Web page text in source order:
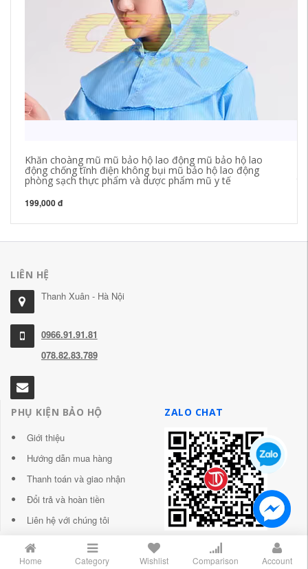
Khăn choàng mũ mũ bảo hộ lao động mũ bảo hộ lao
động chống tĩnh điện không bụi mũ bảo hộ lao động
phòng sạch thực phẩm và dược phẩm mũ y tế
199,000 đ
LIÊN HỆ
Thanh Xuân - Hà Nội
0966.91.91.81
078.82.83.789
PHỤ KIỆN BẢO HỘ
Giới thiệu
Hướng dẫn mua hàng
Thanh toán và giao nhận
Đổi trả và hoàn tiền
Liên hệ với chúng tôi
ZALO CHAT
Home Category Wishlist Comparison Account